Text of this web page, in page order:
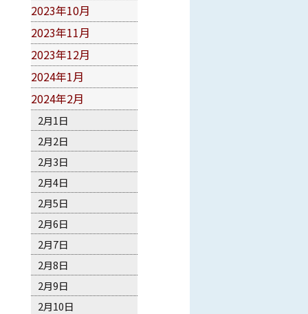
2023年10月
2023年11月
2023年12月
2024年1月
2024年2月
2月1日
2月2日
2月3日
2月4日
2月5日
2月6日
2月7日
2月8日
2月9日
2月10日